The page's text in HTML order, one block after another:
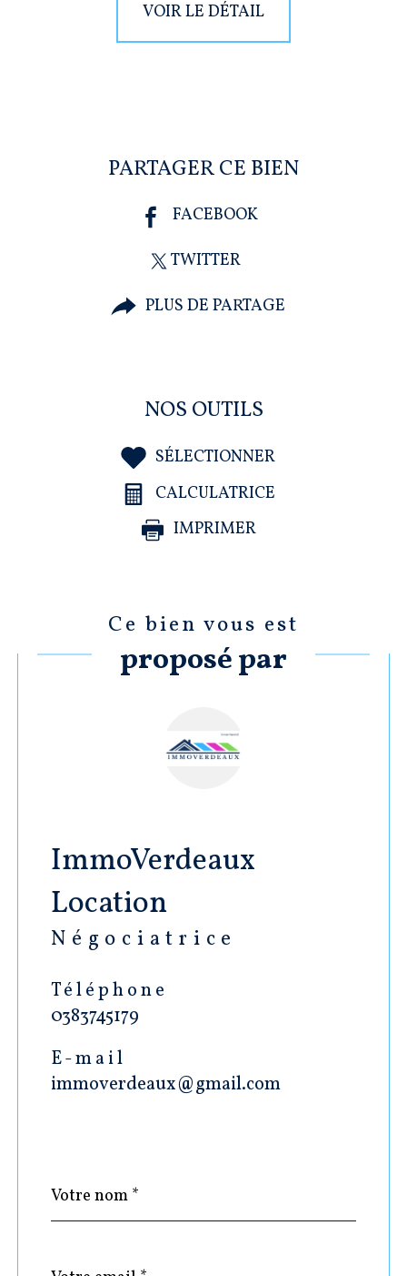
VOIR LE DÉTAIL
PARTAGER CE BIEN
FACEBOOK
TWITTER
PLUS DE PARTAGE
NOS OUTILS
SÉLECTIONNER
CALCULATRICE
IMPRIMER
Ce bien vous est
proposé par
ImmoVerdeaux
Location
Négociatrice
Téléphone
0383745179
E-mail
immoverdeaux@gmail.com
Fieldset
*